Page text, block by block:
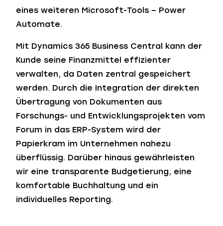
eines weiteren Microsoft-Tools – Power
Automate.
Mit Dynamics 365 Business Central kann der
Kunde seine Finanzmittel effizienter
verwalten, da Daten zentral gespeichert
werden. Durch die Integration der direkten
Übertragung von Dokumenten aus
Forschungs- und Entwicklungsprojekten vom
Forum in das ERP-System wird der
Papierkram im Unternehmen nahezu
überflüssig. Darüber hinaus gewährleisten
wir eine transparente Budgetierung, eine
komfortable Buchhaltung und ein
individuelles Reporting.